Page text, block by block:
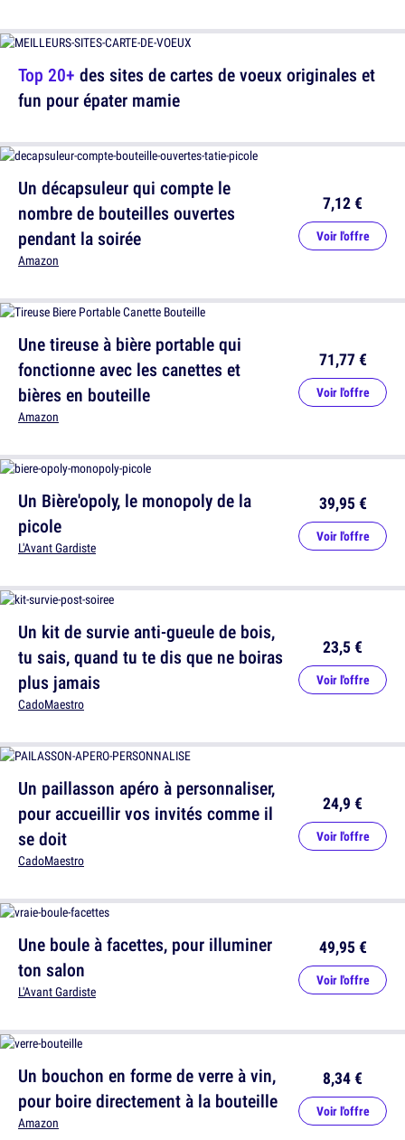
Top 20+ des sites de cartes de voeux originales et
fun pour épater mamie
Une tireuse à bière portable qui
fonctionne avec les canettes et
bières en bouteille
Amazon
71,77 €
Voir l'offre
Un kit de survie anti-gueule de bois,
tu sais, quand tu te dis que ne boiras
plus jamais
CadoMaestro
23,5 €
Voir l'offre
Une boule à facettes, pour illuminer
ton salon
L'Avant Gardiste
49,95 €
Voir l'offre
Un décapsuleur qui compte le
nombre de bouteilles ouvertes
pendant la soirée
Amazon
7,12 €
Voir l'offre
Un Bière'opoly, le monopoly de la
picole
L'Avant Gardiste
39,95 €
Voir l'offre
Un paillasson apéro à personnaliser,
pour accueillir vos invités comme il
se doit
CadoMaestro
24,9 €
Voir l'offre
Un bouchon en forme de verre à vin,
pour boire directement à la bouteille
Amazon
8,34 €
Voir l'offre